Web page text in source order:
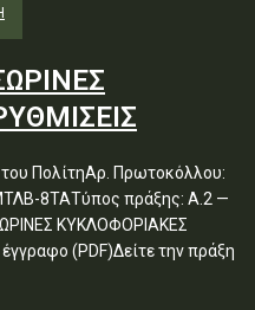
ΠολίτηΑρ. Πρωτοκόλλου:
8ΤΑΤύπος πράξης: Α.2 —
ΚΥΚΛΟΦΟΡΙΑΚΕΣ
(PDF)Δείτε την πράξη